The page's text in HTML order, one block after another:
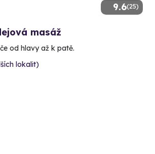
9.6(25)
masáž
od hlavy až k patě.
lokalit)